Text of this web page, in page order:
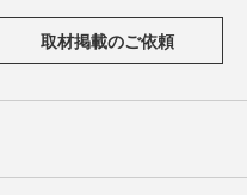
取材掲載のご依頼